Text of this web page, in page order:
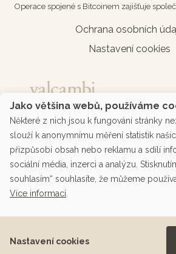
Operace spojené s Bitcoinem zajišťuje
Ochrana osobních
Nastavení cookies
Podporované platby přes
Jako většina webů, používáme
Některé z nich jsou k fungování stránky
slouží k anonymnímu měření statistik
přizpůsobí obsah nebo reklamu a sdílí
sociální média, inzerci a analýzu.
souhlasím“ souhlasíte, že můžeme
Více informací
Nastavení cookies